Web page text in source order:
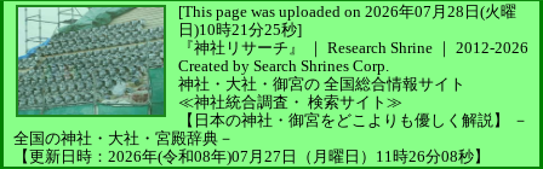
[This page was uploaded on 2026年07月28日(火曜
日)10時21分25秒]
『神社リサーチ』 ｜ Research Shrine ｜ 2012-2026
Created by Search Shrines Corp.
神社・大社・御宮の 全国総合情報サイト
≪神社統合調査・ 検索サイト≫
【日本の神社・御宮をどこよりも優しく解説】
－
全国の神社・大社・宮殿辞典－
【更新日時：2026年(令和08年)07月27日（月曜日）11時26分08秒】